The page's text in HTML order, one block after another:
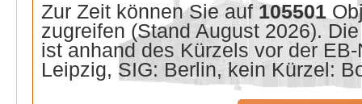
Zur Zeit können Sie auf 105501
zugreifen (Stand August 2026).
ist anhand des Kürzels vor der
Leipzig, SIG: Berlin, kein Kürzel: